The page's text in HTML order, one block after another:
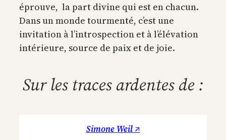
éprouve, la part divine qui est en chacun.
Dans un monde tourmenté, c’est une
invitation à l’introspection et à l’élévation
intérieure, source de paix et de joie.
Sur les traces ardentes de :
Simone Weil ↗